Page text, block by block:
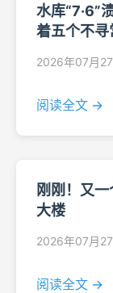
水库“7·6”
着五个不寻
2026年07月
阅读全文 →
刚刚！又
大楼
2026年07月
阅读全文 →